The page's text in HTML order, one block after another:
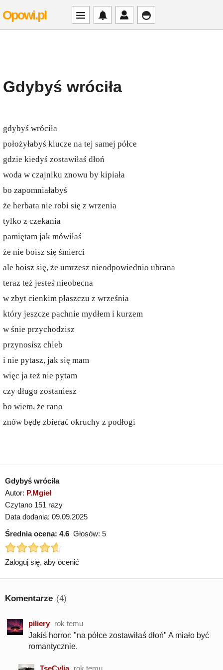
Opowi.pl
Gdybyś wróciła
gdybyś wróciła
położyłabyś klucze na tej samej półce
gdzie kiedyś zostawiłaś dłoń
woda w czajniku znowu by kipiała
bo zapomniałabyś
że herbata nie robi się z wrzenia
tylko z czekania
pamiętam jak mówiłaś
że nie boisz się śmierci
ale boisz się, że umrzesz nieodpowiednio ubrana
teraz też jesteś nieobecna
w zbyt cienkim płaszczu z września
który jeszcze pachnie mydłem i kurzem
w śnie przychodzisz
przynosisz chleb
i nie pytasz, jak się mam
więc ja też nie pytam
czy długo zostaniesz
bo wiem, że rano
znów będę zbierać okruchy z podłogi
Gdybyś wróciła
Autor: P.Mgieł
Czytano 151 razy
Data dodania: 09.09.2025
Średnia ocena: 4.6 Głosów: 5
Zaloguj się, aby ocenić
Komentarze (4)
piliery rok temu
Jakiś horror: "na półce zostawiłaś dłoń" A miało być
romantycznie.
TseCylia rok temu